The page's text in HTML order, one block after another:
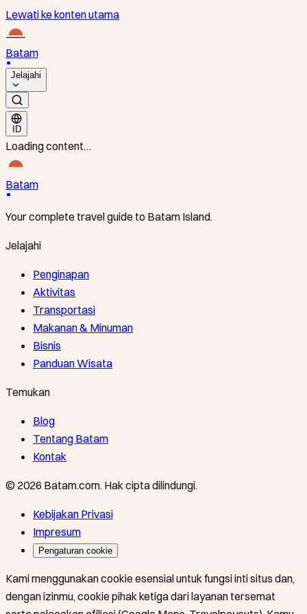
Lewati ke konten utama
Batam
Jelajahi
ID
Loading content…
Batam
Your complete travel guide to Batam Island.
Jelajahi
Penginapan
Aktivitas
Transportasi
Makanan & Minuman
Bisnis
Panduan Wisata
Temukan
Blog
Tentang Batam
Kontak
© 2026 Batam.com. Hak cipta dilindungi.
Kebijakan Privasi
Impresum
Pengaturan cookie
Kami menggunakan cookie esensial untuk fungsi inti situs dan,
dengan izinmu, cookie pihak ketiga dari layanan tersemat